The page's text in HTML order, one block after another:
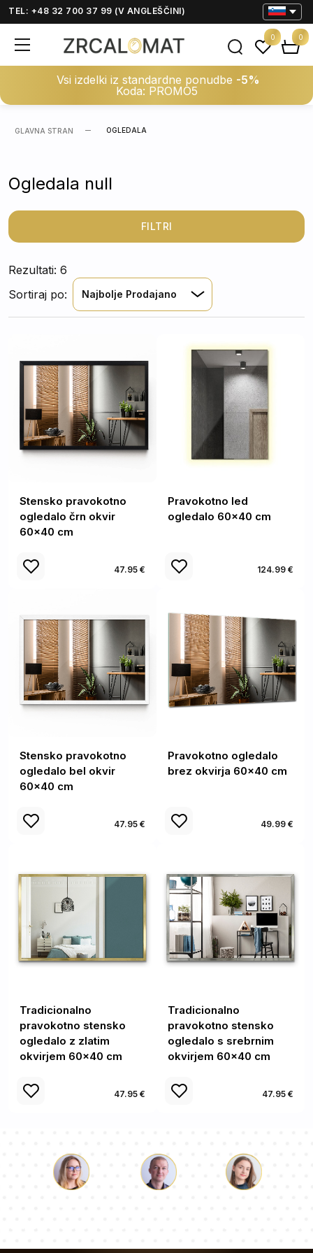
TEL: +48 32 700 37 99 (V ANGLEŠČINI)
Vsi izdelki iz standardne ponudbe -5%
Koda: PROMO5
0 0
GLAVNA STRAN OGLEDALA
Ogledala null
FILTRI
Rezultati: 6
Sortiraj po:
Najbolje Prodajano
Stensko pravokotno
ogledalo črn okvir
60x40 cm
47.95 €
Pravokotno led
ogledalo 60x40 cm
124.99 €
Stensko pravokotno
ogledalo bel okvir
60x40 cm
47.95 €
Pravokotno ogledalo
brez okvirja 60x40 cm
49.99 €
Tradicionalno
pravokotno stensko
ogledalo z zlatim
okvirjem 60x40 cm
47.95 €
Tradicionalno
pravokotno stensko
ogledalo s srebrnim
okvirjem 60x40 cm
47.95 €